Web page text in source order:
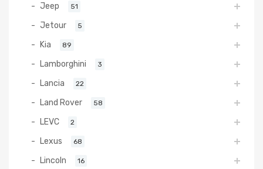
Jeep 51
Jetour 5
Kia 89
Lamborghini 3
Lancia 22
Land Rover 58
LEVC 2
Lexus 68
Lincoln 16